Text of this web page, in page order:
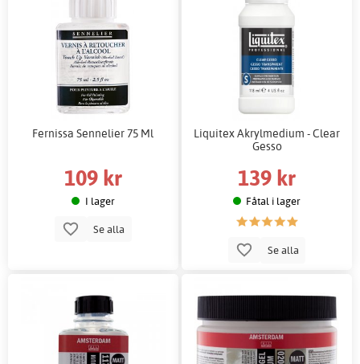
Fernissa Sennelier 75 Ml
109 kr
I lager
Se alla
Liquitex Akrylmedium - Clear
Gesso
139 kr
Fåtal i lager
Se alla